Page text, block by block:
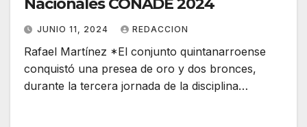
Nacionales CONADE 2024
JUNIO 11, 2024 REDACCION
Rafael Martínez *El conjunto quintanarroense
conquistó una presea de oro y dos bronces,
durante la tercera jornada de la disciplina…